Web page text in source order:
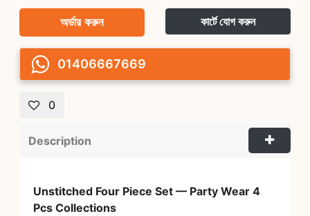
অর্ডার করুন কার্টে যোগ করুন
01406667669
0
Description
Unstitched Four Piece Set — Party Wear 4